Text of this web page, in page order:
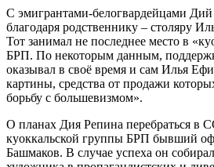
С эмигрантами-белогвардейцами Дий
благодаря родственнику – столяру
Тот занимал не последнее место в
БРП. По некоторым данным,
оказывал в своё время и сам Илья
картины, средства от продажи
борьбу с большевизмом».
О планах Дия Репина перебраться в
куоккальской группы БРП бывший
Башмаков. В случае успеха он